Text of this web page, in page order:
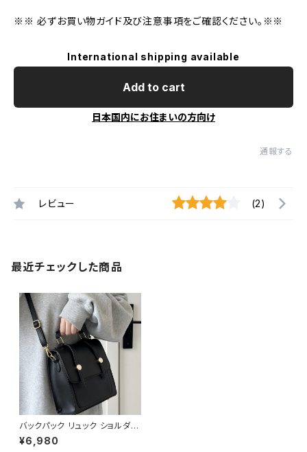
※※ 必ずお買い物ガイド及び注意事項をご確認ください。※※
International shipping available
Add to cart
日本国内にお住まいの方向け
通報する
レビュー (2)
最近チェックした商品
バックパック リュック ショルダー
バッグ レディース ハンドバッグ
春夏 秋冬 春 夏 秋 冬 黒 無地
¥6,980